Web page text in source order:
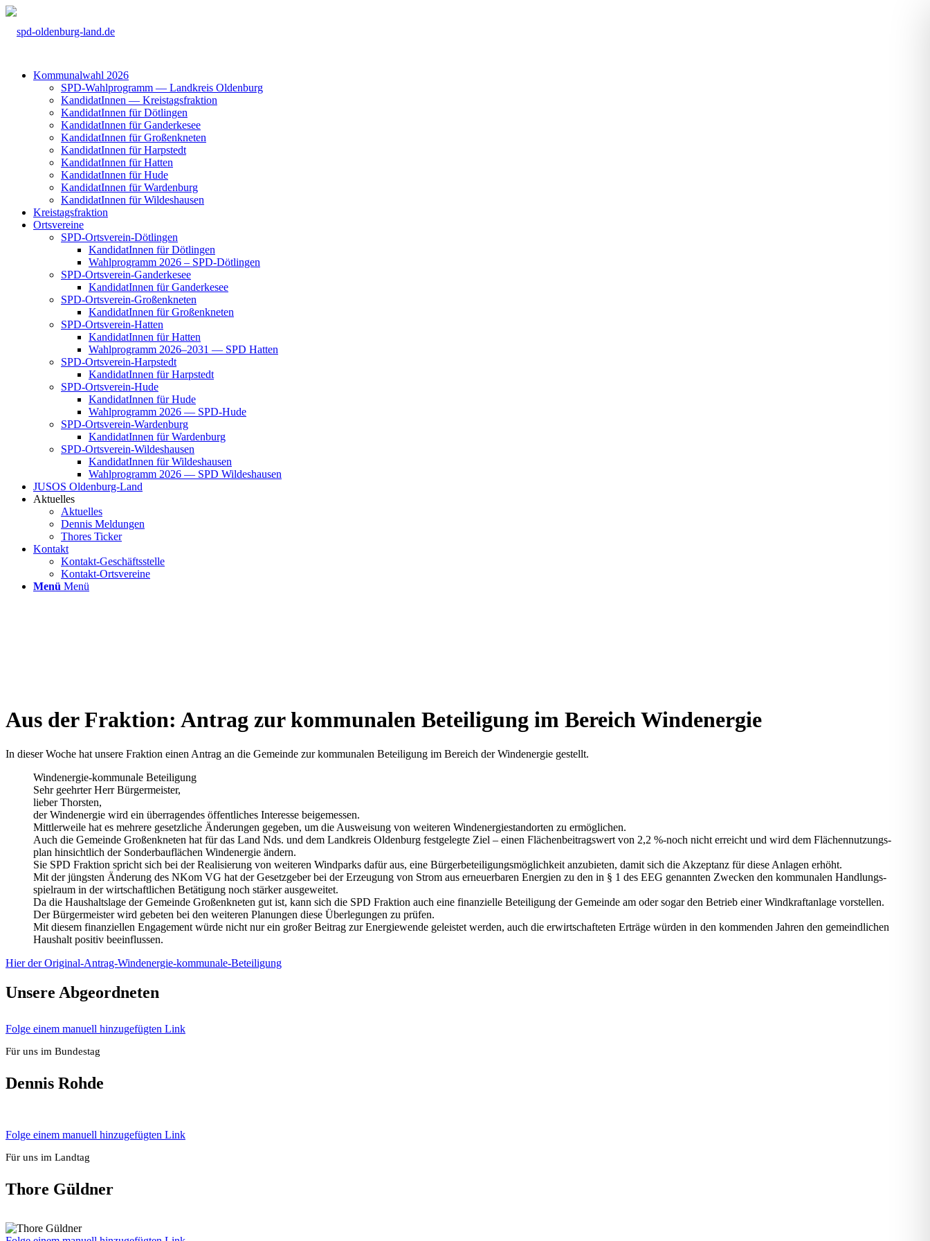
Kom­mu­nal­wahl 2026
SPD-Wahl­pro­gramm — Land­kreis Olden­burg
Kan­di­da­tIn­nen — Kreis­tags­frak­ti­on
Kan­di­da­tIn­nen für Döt­lin­gen
Kan­di­da­tIn­nen für Gan­der­ke­see
Kan­di­da­tIn­nen für Groß­enkne­ten
Kan­di­da­tIn­nen für Harp­s­tedt
Kan­di­da­tIn­nen für Hat­ten
Kan­di­da­tIn­nen für Hude
Kan­di­da­tIn­nen für War­den­burg
Kan­di­da­tIn­nen für Wil­des­hau­sen
Kreis­tags­frak­ti­on
Orts­ver­ei­ne
SPD-Orts­­ver­­ein-Döt­­lin­­gen
Kan­di­da­tIn­nen für Döt­lin­gen
Wahl­pro­gramm 2026 – SPD-Döt­lin­gen
SPD-Orts­­ver­­ein-Gan­­der­ke­­see
Kan­di­da­tIn­nen für Gan­der­ke­see
SPD-Orts­­ver­­ein-Gro­ß­en­k­ne­­ten
Kan­di­da­tIn­nen für Groß­enkne­ten
SPD-Orts­­ver­­ein-Hat­­ten
Kan­di­da­tIn­nen für Hat­ten
Wahl­pro­gramm 2026–2031 — SPD Hat­ten
SPD-Orts­­ver­­ein-Har­p­s­tedt
Kan­di­da­tIn­nen für Harp­s­tedt
SPD-Orts­­ver­­ein-Hude
Kan­di­da­tIn­nen für Hude
Wahl­pro­gramm 2026 — SPD-Hude
SPD-Orts­­ver­­ein-War­­den­­burg
Kan­di­da­tIn­nen für War­den­burg
SPD-Orts­­ver­­ein-Wil­­des­hau­­sen
Kan­di­da­tIn­nen für Wil­des­hau­sen
Wahl­pro­gramm 2026 — SPD Wil­des­hau­sen
JUSOS Olden­­burg-Land
Aktu­el­les
Aktu­el­les
Den­nis Mel­dun­gen
Tho­res Ticker
Kon­takt
Kon­­­takt-Geschäfts­­s­tel­­le
Kon­­­takt-Orts­­ver­­ei­­ne
Menü Menü
Aus der Frak­ti­on: Antrag zur kom­mu­na­len Betei­li­gung im Bereich Wind­ener­gie
In die­ser Woche hat unse­re Frak­ti­on einen Antrag an die Gemein­de zur kom­mu­na­len Betei­li­gung im Bereich der Wind­ener­gie gestellt.
Wind­ener­gie-kom­mu­na­le Betei­li­gung
Sehr geehr­ter Herr Bür­ger­meis­ter,
lie­ber Thors­ten,
der Wind­ener­gie wird ein über­ra­gen­des öffent­li­ches Inter­es­se bei­gemes­sen.
Mitt­ler­wei­le hat es meh­re­re gesetz­li­che Ände­run­gen gege­ben, um die Aus­wei­sung von wei­te­ren Wind­ener­gie­stand­or­ten zu ermög­li­chen.
Auch die Gemein­de Groß­enkne­ten hat für das Land Nds. und dem Land­kreis Olden­burg fest­ge­leg­te Ziel – einen Flä­chen­bei­trags­wert von 2,2 %-noch nicht erreicht und wird dem Flä­chen­nut­zungs­
plan hin­sicht­lich der Son­der­bau­flä­chen Wind­ener­gie ändern.
Sie SPD Frak­ti­on spricht sich bei der Rea­li­sie­rung von wei­te­ren Wind­parks dafür aus, eine Bür­ger­be­tei­li­gungs­mög­lich­keit anzu­bie­ten, damit sich die Akzep­tanz für die­se Anla­gen erhöht.
Mit der jüngs­ten Ände­rung des NKom VG hat der Gesetz­ge­ber bei der Erzeu­gung von Strom aus erneu­er­ba­ren Ener­gien zu den in § 1 des EEG genann­ten Zwe­cken den kom­mu­na­len Hand­lungs­
spiel­raum in der wirt­schaft­li­chen Betä­ti­gung noch stär­ker aus­ge­wei­tet.
Da die Haus­halts­la­ge der Gemein­de Groß­enkne­ten gut ist, kann sich die SPD Frak­ti­on auch eine finan­zi­el­le Betei­li­gung der Gemein­de am oder sogar den Betrieb einer Wind­kraft­an­la­ge vor­stel­len.
Der Bür­ger­meis­ter wird gebe­ten bei den wei­te­ren Pla­nun­gen die­se Über­le­gun­gen zu prü­fen.
Mit die­sem finan­zi­el­len Enga­ge­ment wür­de nicht nur ein gro­ßer Bei­trag zur Ener­gie­wen­de geleis­tet wer­den, auch die erwirt­schaf­te­ten Erträ­ge wür­den in den kom­men­den Jah­ren den gemeind­li­chen
Haus­halt posi­tiv beein­flus­sen.
Hier der Ori­gi­nal-Antrag-Wind­ener­gie-kom­mu­na­le-Betei­li­gung
Unse­re Abge­ord­ne­ten
Fol­ge einem manu­ell hin­zu­ge­füg­ten Link
Für uns im Bun­des­tag
Den­nis Roh­de
Fol­ge einem manu­ell hin­zu­ge­füg­ten Link
Für uns im Land­tag
Tho­re Güld­ner